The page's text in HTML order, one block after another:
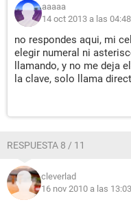
aaaaa
14 oct 2013 a las 04:48
no respondes aqui, mi
elegir numeral ni
llamando, y no me deja
la clave, solo llama
RESPUESTA 8 / 11
cleverlad
16 nov 2010 a las 13:03